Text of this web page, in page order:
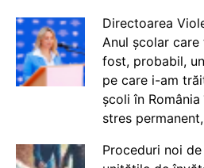
Directoarea
Anul școlar
fost, probabil,
pe care i-am
școli în
stres
Proceduri noi